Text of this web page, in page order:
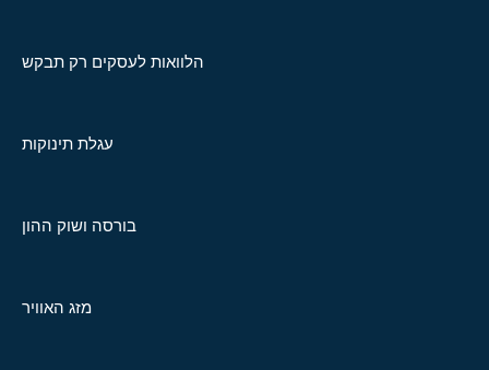
הלוואות לעסקים רק תבקש
עגלת תינוקות
בורסה ושוק ההון
מזג האוויר